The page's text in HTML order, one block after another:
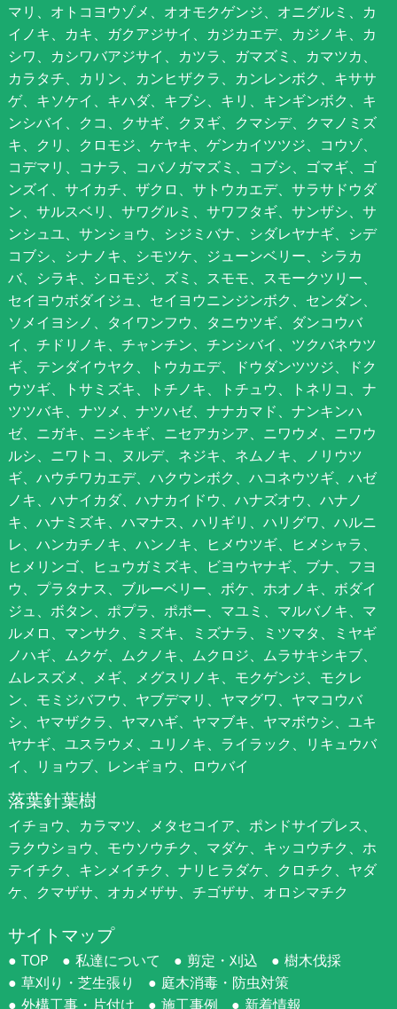
マリ、オトコヨウゾメ、オオモクゲンジ、オニグルミ、カ
イノキ、カキ、ガクアジサイ、カジカエデ、カジノキ、カ
シワ、カシワバアジサイ、カツラ、ガマズミ、カマツカ、
カラタチ、カリン、カンヒザクラ、カンレンボク、キササ
ゲ、キソケイ、キハダ、キブシ、キリ、キンギンボク、キ
ンシバイ、クコ、クサギ、クヌギ、クマシデ、クマノミズ
キ、クリ、クロモジ、ケヤキ、ゲンカイツツジ、コウゾ、
コデマリ、コナラ、コバノガマズミ、コブシ、ゴマギ、ゴ
ンズイ、サイカチ、ザクロ、サトウカエデ、サラサドウダ
ン、サルスベリ、サワグルミ、サワフタギ、サンザシ、サ
ンシュユ、サンショウ、シジミバナ、シダレヤナギ、シデ
コブシ、シナノキ、シモツケ、ジューンベリー、シラカ
バ、シラキ、シロモジ、ズミ、スモモ、スモークツリー、
セイヨウボダイジュ、セイヨウニンジンボク、センダン、
ソメイヨシノ、タイワンフウ、タニウツギ、ダンコウバ
イ、チドリノキ、チャンチン、チンシバイ、ツクバネウツ
ギ、テンダイウヤク、トウカエデ、ドウダンツツジ、ドク
ウツギ、トサミズキ、トチノキ、トチュウ、トネリコ、ナ
ツツバキ、ナツメ、ナツハゼ、ナナカマド、ナンキンハ
ゼ、ニガキ、ニシキギ、ニセアカシア、ニワウメ、ニワウ
ルシ、ニワトコ、ヌルデ、ネジキ、ネムノキ、ノリウツ
ギ、ハウチワカエデ、ハクウンボク、ハコネウツギ、ハゼ
ノキ、ハナイカダ、ハナカイドウ、ハナズオウ、ハナノ
キ、ハナミズキ、ハマナス、ハリギリ、ハリグワ、ハルニ
レ、ハンカチノキ、ハンノキ、ヒメウツギ、ヒメシャラ、
ヒメリンゴ、ヒュウガミズキ、ビヨウヤナギ、ブナ、フヨ
ウ、プラタナス、ブルーベリー、ボケ、ホオノキ、ボダイ
ジュ、ボタン、ポプラ、ポポー、マユミ、マルバノキ、マ
ルメロ、マンサク、ミズキ、ミズナラ、ミツマタ、ミヤギ
ノハギ、ムクゲ、ムクノキ、ムクロジ、ムラサキシキブ、
ムレスズメ、メギ、メグスリノキ、モクゲンジ、モクレ
ン、モミジバフウ、ヤブデマリ、ヤマグワ、ヤマコウバ
シ、ヤマザクラ、ヤマハギ、ヤマブキ、ヤマボウシ、ユキ
ヤナギ、ユスラウメ、ユリノキ、ライラック、リキュウバ
イ、リョウブ、レンギョウ、ロウバイ
落葉針葉樹
イチョウ、カラマツ、メタセコイア、ポンドサイプレス、
ラクウショウ、モウソウチク、マダケ、キッコウチク、ホ
テイチク、キンメイチク、ナリヒラダケ、クロチク、ヤダ
ケ、クマザサ、オカメザサ、チゴザサ、オロシマチク
サイトマップ
TOP 私達について 剪定・刈込
樹木伐採
草刈り・芝生張り
庭木消毒・防虫対策
外構工事・片付け
施工事例 新着情報